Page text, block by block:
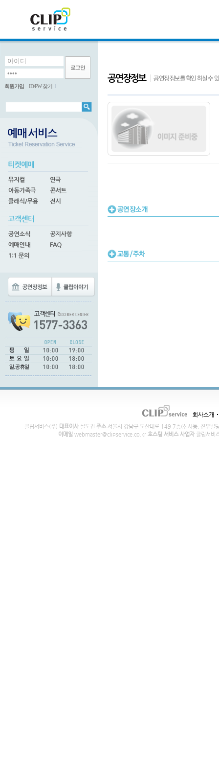
회원가입 ID/PW 찾기
회사소개
클립서비스(주) 대표이사설도권 주소서울시 강남구 도산대로 149 7층(신사동, 진우빌
이메일 webmaster@clipservice.co.kr 호스팅 서비스 사업자클립서비